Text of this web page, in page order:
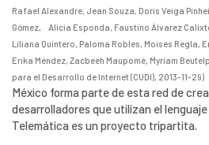
Rafael Alexandre, Jean Souza, Doris Veiga
Gómez, Alicia Esponda, Faustino Álvarez
Liliana Quintero, Paloma Robles, Moises Regla,
Erika Méndez, Zacbeeh Maupomé, Myriam
para el Desarrollo de Internet (CUDI), 2013-11-29)
México forma parte de esta red de
desarrolladores que utilizan el
Telemática es un proyecto tripartita.